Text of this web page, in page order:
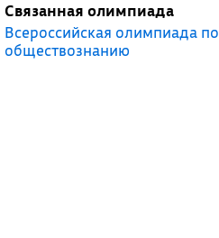
Связанная олимпиада
Всероссийская олимпиада по
обществознанию